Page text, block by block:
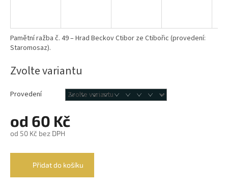
od 60 Kč
od 50 Kč bez DPH
Zvolte variantu
Provedení
Přidat do košíku
Pamětní ražba č. 49 – Hrad Beckov Ctibor ze Ctibořic (provedení:
Staromosaz).